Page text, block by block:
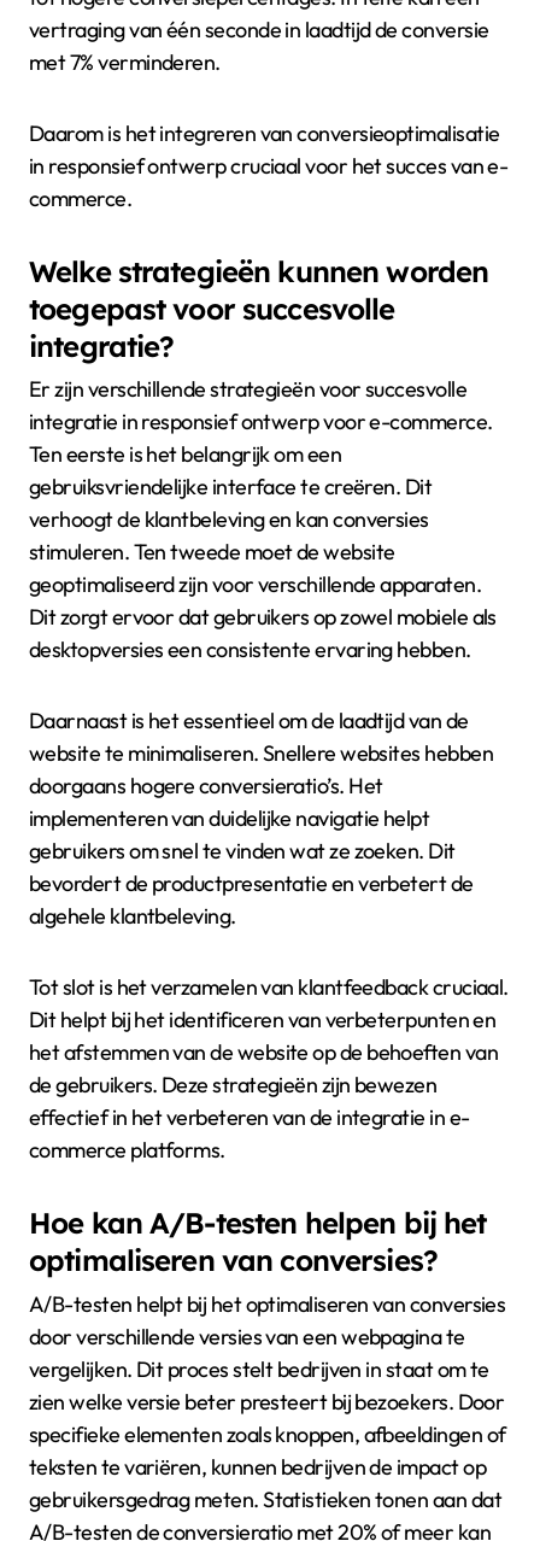
Bovendien vermindert conversieoptimalisatie de
bounce rate. Een lagere bounce rate betekent meer
Daarnaast helpt het bij het verbeteren van de
vertraging van één seconde in laadtijd de conversie
met 7% verminderen.
Daarom is het integreren van conversieoptimalisatie
in responsief ontwerp cruciaal voor het succes van e-
commerce.
Welke strategieën kunnen worden
toegepast voor succesvolle
integratie?
Er zijn verschillende strategieën voor succesvolle
Ten eerste is het belangrijk om een
gebruiksvriendelijke interface te creëren. Dit
verhoogt de klantbeleving en kan conversies
stimuleren. Ten tweede moet de website
geoptimaliseerd zijn voor verschillende apparaten.
Dit zorgt ervoor dat gebruikers op zowel mobiele als
desktopversies een consistente ervaring hebben.
Daarnaast is het essentieel om de laadtijd van de
website te minimaliseren. Snellere websites hebben
doorgaans hogere conversieratio’s. Het
implementeren van duidelijke navigatie helpt
gebruikers om snel te vinden wat ze zoeken. Dit
bevordert de productpresentatie en verbetert de
algehele klantbeleving.
Tot slot is het verzamelen van klantfeedback cruciaal.
Dit helpt bij het identificeren van verbeterpunten en
het afstemmen van de website op de behoeften van
de gebruikers. Deze strategieën zijn bewezen
effectief in het verbeteren van de integratie in e-
commerce platforms.
Hoe kan A/B-testen helpen bij het
optimaliseren van conversies?